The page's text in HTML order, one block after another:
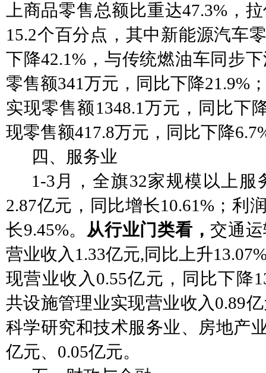
上商品零售总额比重达47.3%，
15.2个百分点，其中新能源汽车
下降42.1%，与传统燃油车同步
零售额341万元，同比下降21.9%
实现零售额1348.1万元，同比下
现零售额417.8万元，同比下降
四、服务业
1-3月，全旗32家规模以上
2.87亿元，同比增长10.61%；利
长9.45%。 从行业门类看， 交通
营业收入 1.33亿元,同比上升
现营业收入0.55亿元，同比下降
共设施管理业实现营业收入0.89
科学研究和技术服务业、房地产
亿元、0.05亿元。